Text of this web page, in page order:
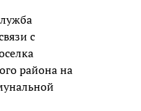
с
района на